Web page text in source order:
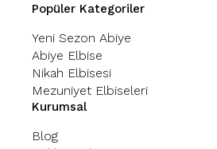
Popüler Kategoriler
Yeni Sezon Abiye
Abiye Elbise
Nikah Elbisesi
Mezuniyet Elbiseleri
Kurumsal
Blog